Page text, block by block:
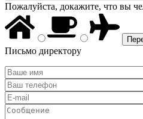
Пожалуйста, докажите, что вы
Письмо директору